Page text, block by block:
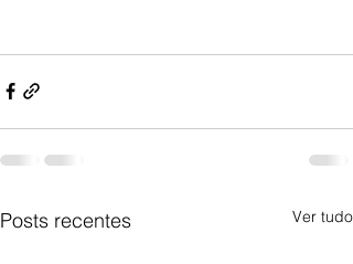
Posts recentes Ver tudo